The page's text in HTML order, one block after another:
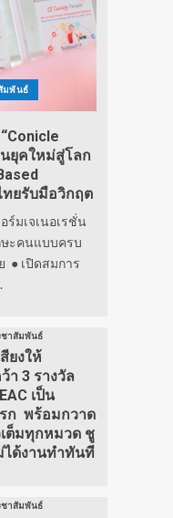
มพันธ์
ยุคใหม่สู่โลก
ทยรับมือวิกฤต
มเจเนอเรชั่น
ษะคนแบบครบ
● เปิดสมการ
ชาสัมพันธ์
ยงให้
า 3 รางวัล
เป็น
ก พร้อมกวาด
ต็มทุกหมวด ชู
ได้งานทำทันที
ชาสัมพันธ์